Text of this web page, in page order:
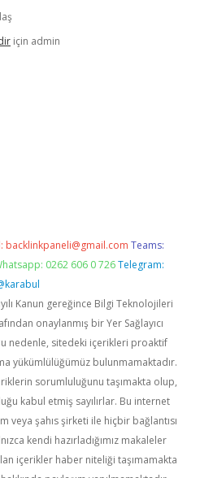
için admin
backlinkpaneli@gmail.com Teams:
0262 606 0 726 Telegram:
Kanun gereğince Bilgi Teknolojileri
onaylanmış bir Yer Sağlayıcı
nedenle, sitedeki içerikleri proaktif
yükümlülüğümüz bulunmamaktadır.
sorumluluğunu taşımakta olup,
kabul etmiş sayılırlar. Bu internet
veya şahıs şirketi ile hiçbir bağlantısı
kendi hazırladığımız makaleler
içerikler haber niteliği taşımamakta